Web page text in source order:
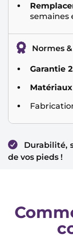
semaines
Normes
Garantie
Durabilité,
de vos pieds !